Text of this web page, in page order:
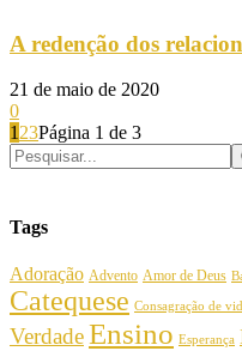
A redenção dos
21 de maio de 2020
0
1 23Página 1 de 3
Tags
Adoração Advento Amor de Deus
Catequese Consagração de
VerdadeEnsino Esperança